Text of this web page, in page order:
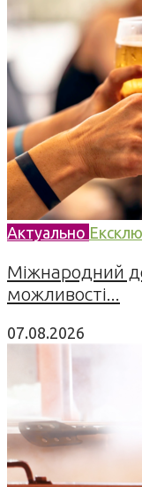
Актуально
Міжнародний
можливості...
07.08.2026